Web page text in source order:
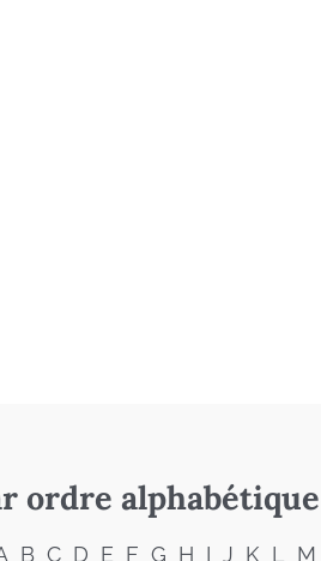
ordre
B C D E F G H I J K L M